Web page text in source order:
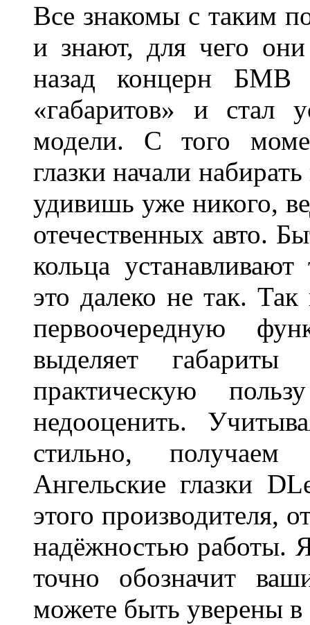
Все знакомы с таким
и знают, для чего
назад концерн БМВ
«габаритов» и стал
модели. С того
глазки начали
удивишь уже никого,
отечественных авто.
кольца
это далеко не так. Так
первоочередную
выделяет
практическую
недооценить.
стильно,
Ангельские глазки
этого производителя,
надёжностью работы.
точно обозначит
можете быть уверены